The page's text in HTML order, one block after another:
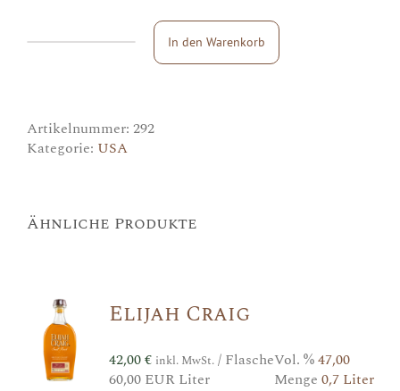
In den Warenkorb
Artikelnummer: 292
Kategorie: USA
Ähnliche Produkte
Elijah Craig
42,00€ inkl. MwSt./ Flasche
60,00 EUR Liter
Vol. %47,00
Menge 0,7 Liter